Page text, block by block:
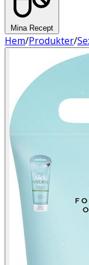
Mina Recept
Hem/Produkter/